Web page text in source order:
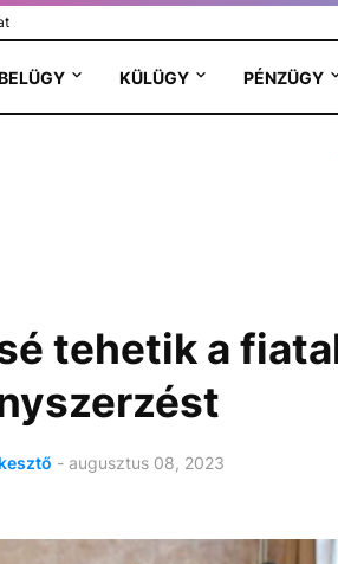
KÜLÜGY PÉNZÜGY
tehetik a
- augusztus 08, 2023